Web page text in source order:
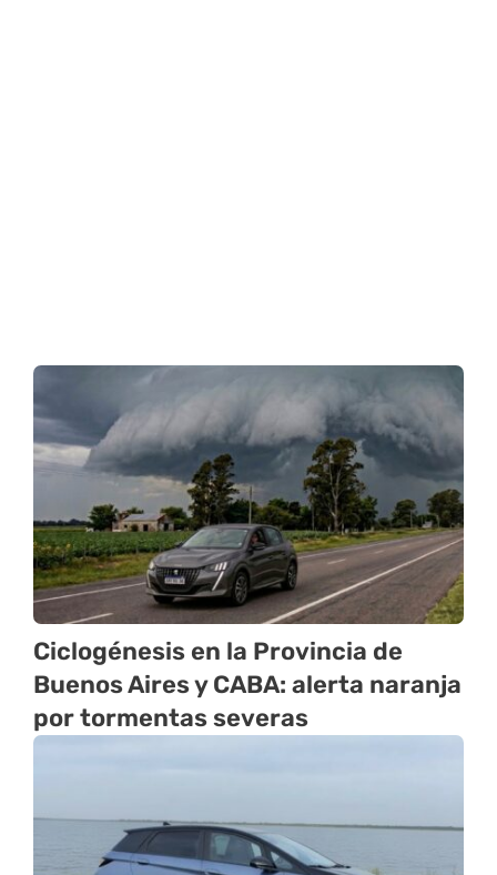
Ciclogénesis en la Provincia de
Buenos Aires y CABA: alerta naranja
por tormentas severas